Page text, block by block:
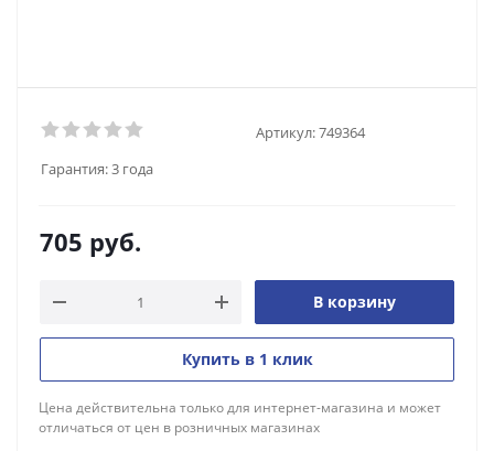
Артикул:749364
Гарантия:3 года
705 руб.
В корзину
Купить в 1 клик
Цена действительна только для интернет-магазина и может
отличаться от цен в розничных магазинах